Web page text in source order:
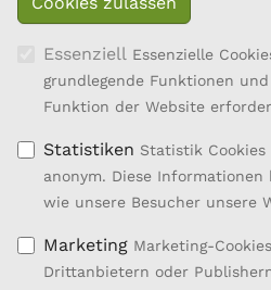
Essenziell Essenzielle
grundlegende Funktionen
Funktion der Website
Statistiken Statistik
anonym. Diese
wie unsere Besucher unsere
Marketing Marketing-
Drittanbietern oder